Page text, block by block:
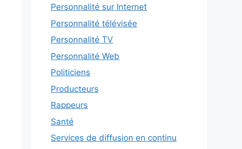
Personnalité sur Internet
Personnalité télévisée
Personnalité TV
Personnalité Web
Politiciens
Producteurs
Rappeurs
Santé
Services de diffusion en continu